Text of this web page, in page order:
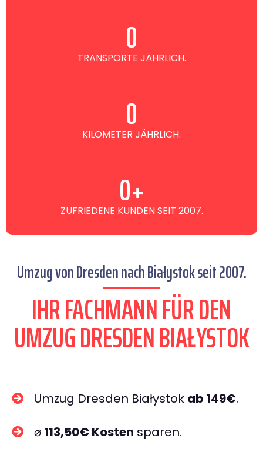
TRANSPORTE JÄHRLICH.
0
KILOMETER JÄHRLICH.
0
ZUFRIEDENE KUNDEN SEIT 2007.
0+
Umzug von Dresden nach Białystok seit 2007.
IHR FACHMANN FÜR DEN
UMZUG DRESDEN BIAŁYSTOK
Umzug Dresden Białystok ab 149€.
⌀ 113,50€ Kosten sparen.